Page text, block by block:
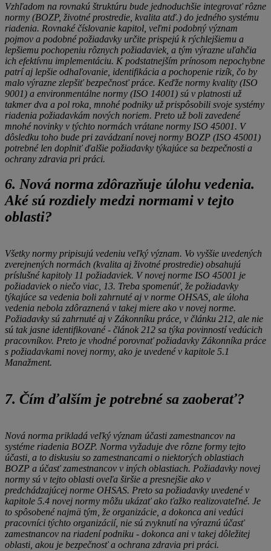
Vzhľadom na rovnakú štruktúru bude jednoduchšie integrovať rôzne
normy (BOZP, životné prostredie, kvalita atď.) do jedného systému
riadenia. Rovnaké číslovanie kapitol, veľmi podobný význam
pojmov a podobné požiadavky určite prispejú k rýchlejšiemu a
lepšiemu pochopeniu rôznych požiadaviek, a tým výrazne uľahčia
ich efektívnu implementáciu. K podstatnejším prínosom nepochybne
patrí aj lepšie odhaľovanie, identifikácia a pochopenie rizík, čo by
malo výrazne zlepšiť bezpečnosť práce. Keďže normy kvality (ISO
9001) a environmentálne normy (ISO 14001) sú v platnosti už
takmer dva a pol roka, mnohé podniky už prispôsobili svoje systémy
riadenia požiadavkám nových noriem. Preto už boli zavedené
mnohé novinky v týchto normách vrátane normy ISO 45001. V
dôsledku toho bude pri zavádzaní novej normy BOZP (ISO 45001)
potrebné len doplniť ďalšie požiadavky týkajúce sa bezpečnosti a
ochrany zdravia pri práci.
6. Nová norma zdôrazňuje úlohu vedenia.
Aké sú rozdiely medzi normami v tejto
oblasti?
Všetky normy pripisujú vedeniu veľký význam. Vo vyššie uvedených
zverejnených normách (kvalita aj životné prostredie) obsahujú
príslušné kapitoly 11 požiadaviek. V novej norme ISO 45001 je
požiadaviek o niečo viac, 13. Treba spomenúť, že požiadavky
týkajúce sa vedenia boli zahrnuté aj v norme OHSAS, ale úloha
vedenia nebola zdôraznená v takej miere ako v novej norme.
Požiadavky sú zahrnuté aj v Zákonníku práce, v článku 212, ale nie
sú tak jasne identifikované - článok 212 sa týka povinností vedúcich
pracovníkov. Preto je vhodné porovnať požiadavky Zákonníka práce
s požiadavkami novej normy, ako je uvedené v kapitole 5.1
Manažment.
7. Čím ďalším je potrebné sa zaoberať?
Nová norma prikladá veľký význam účasti zamestnancov na
systéme riadenia BOZP. Norma vyžaduje dve rôzne formy tejto
účasti, a to diskusiu so zamestnancami o niektorých oblastiach
BOZP a účasť zamestnancov v iných oblastiach. Požiadavky novej
normy sú v tejto oblasti oveľa širšie a presnejšie ako v
predchádzajúcej norme OHSAS. Preto sa požiadavky uvedené v
kapitole 5.4 novej normy môžu ukázať ako ťažko realizovateľné. Je
to spôsobené najmä tým, že organizácie, a dokonca ani vedúci
pracovníci týchto organizácií, nie sú zvyknutí na výraznú účasť
zamestnancov na riadení podniku - dokonca ani v takej dôležitej
oblasti, akou je bezpečnosť a ochrana zdravia pri práci.